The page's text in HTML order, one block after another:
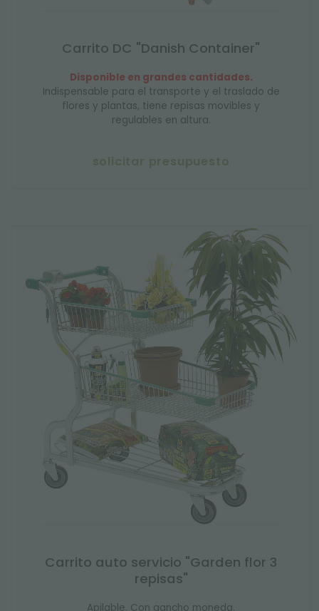
Carrito DC "Danish Container"
Disponible en grandes cantidades.
Indispensable para el transporte y el traslado de
flores y plantas, tiene repisas movibles y
regulables en altura.
solicitar presupuesto
Carrito auto servicio "Garden flor 3
repisas"
Apilable. Con gancho moneda.